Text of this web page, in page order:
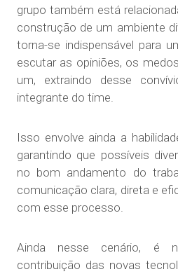
grupo também está
construção de um ambiente
torna-se indispensável para
escutar as opiniões, os
um, extraindo desse
integrante do time.
Isso envolve ainda a
garantindo que possíveis
no bom andamento do
comunicação clara, direta e
com esse processo.
Ainda nesse cenário, é
contribuição das novas